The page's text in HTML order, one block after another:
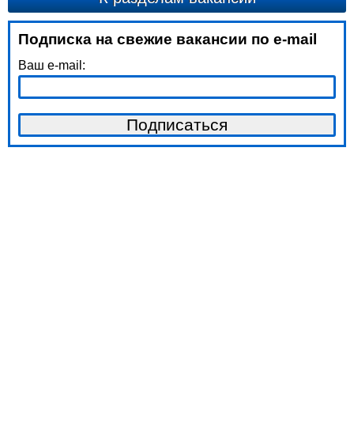
Подписка на свежие вакансии по e-mail
Ваш e-mail: